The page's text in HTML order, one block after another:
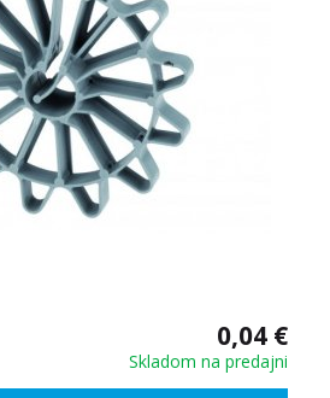
0,04 €
Skladom na predajni